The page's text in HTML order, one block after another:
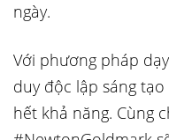
ngày.
Với phương pháp
duy độc lập sáng
hết khả năng. Cùng